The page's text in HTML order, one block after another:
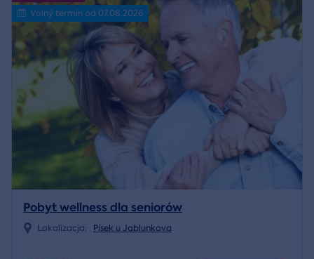
Volný termín od 07.08.2026
Pobyt wellness dla seniorów
Lokalizacja: Písek u Jablunkova